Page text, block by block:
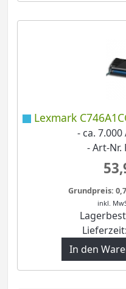
Lexmark
- ca.
- Art-Nr.
Grundpreis:
inkl.
In den